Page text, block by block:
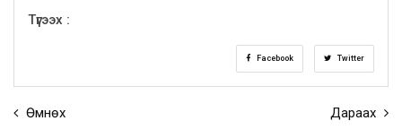
Түгээх :
Facebook Twitter
Өмнөх Дараах